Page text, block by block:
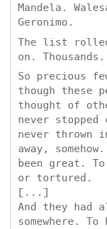
Mandela.
Geronimo.
The list rolled
on.
So precious
though these
thought of
never stopped
never thrown
away,
been great. To
or tortured.
[...]
And they had
somewhere.